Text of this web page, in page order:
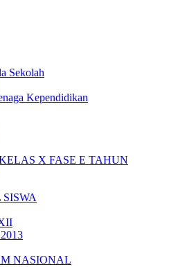
Sekolah
Kependidikan
X FASE E TAHUN
NASIONAL